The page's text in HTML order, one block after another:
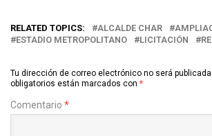
RELATED TOPICS: ALCALDE CHAR
ESTADIO METROPOLITANO
LICITACIÓN
Tu dirección de correo electrónico no será publicada.
obligatorios están marcados con *
Comentario *